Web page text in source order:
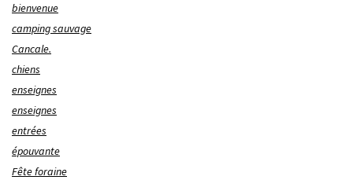
bienvenue
camping sauvage
Cancale.
chiens
enseignes
enseignes
entrées
épouvante
Fête foraine